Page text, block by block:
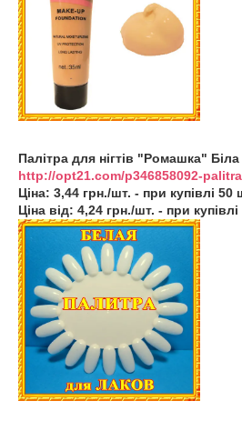
Палітра для нігтів "Ромашка"
http://opt21.com/p346858092-
Ціна: 3,44 грн./шт. - при купівлі
Ціна від: 4,24 грн./шт. - при